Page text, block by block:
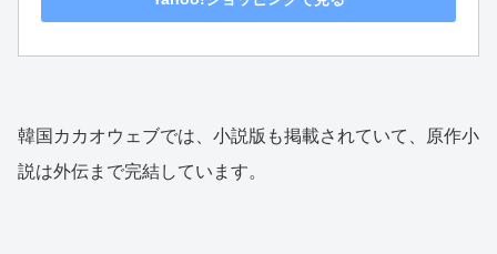
韓国カカオウェブでは、小説版も掲載されていて、原作小
説は外伝まで完結しています。